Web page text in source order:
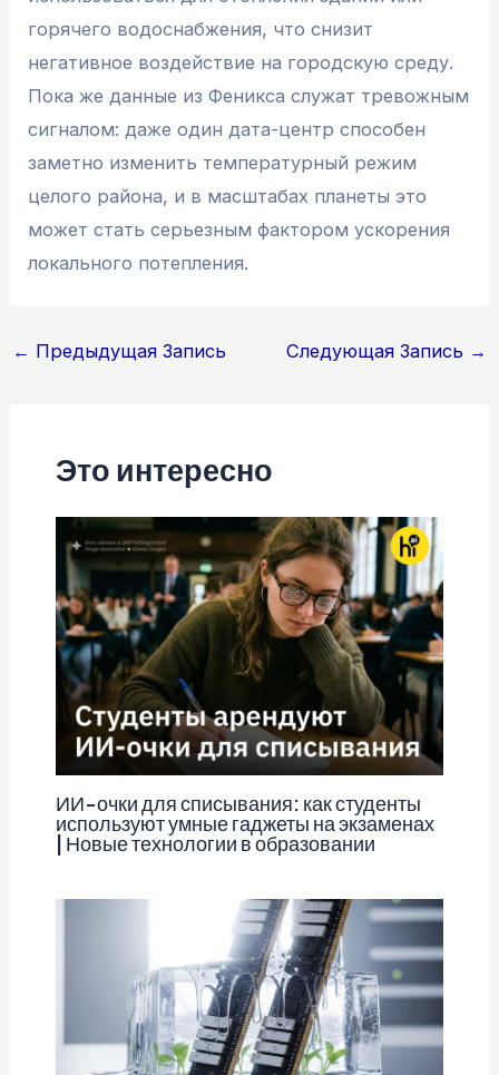
горячего водоснабжения, что снизит
негативное воздействие на городскую среду.
Пока же данные из Феникса служат тревожным
сигналом: даже один дата-центр способен
заметно изменить температурный режим
целого района, и в масштабах планеты это
может стать серьезным фактором ускорения
локального потепления.
Навигация
← Предыдущая Запись Следующая Запись →
Это интересно
ИИ-очки для списывания: как студенты
используют умные гаджеты на экзаменах
| Новые технологии в образовании